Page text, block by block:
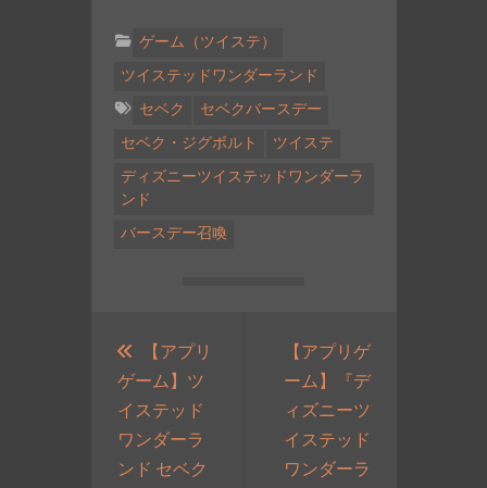
ゲーム（ツイステ）
ツイステッドワンダーランド
セベク セベクバースデー
セベク・ジグボルト ツイステ
ディズニーツイステッドワンダーラ
ンド
バースデー召喚
【アプリ
ゲーム】ツ
イステッド
ワンダーラ
ンド セベク
【アプリゲ
ーム】『デ
ィズニーツ
イステッド
ワンダーラ